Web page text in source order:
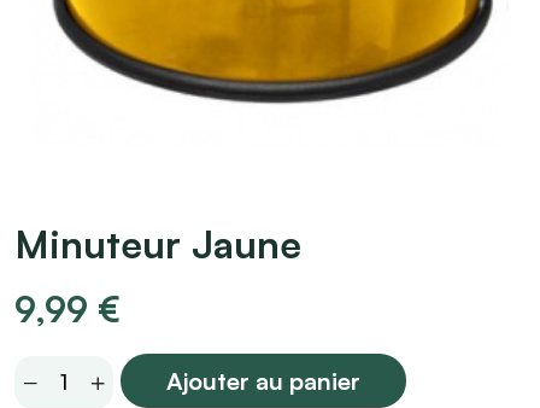
Minuteur Jaune
9,99 €
Minuteur
Ajouter au panier